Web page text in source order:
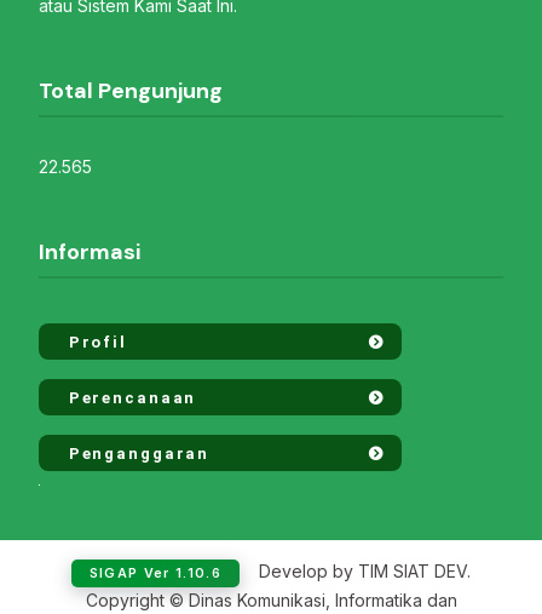
atau Sistem Kami Saat Ini.
Total Pengunjung
22.565
Informasi
Profil
Perencanaan
Penganggaran
SIGAP Ver 1.10.6
Develop by TIM SIAT DEV.
Copyright © Dinas Komunikasi, Informatika dan